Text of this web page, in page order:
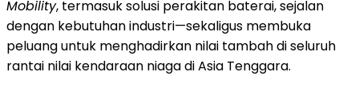
Mobility, termasuk solusi perakitan baterai, sejalan
dengan kebutuhan industri—sekaligus membuka
peluang untuk menghadirkan nilai tambah di seluruh
rantai nilai kendaraan niaga di Asia Tenggara.